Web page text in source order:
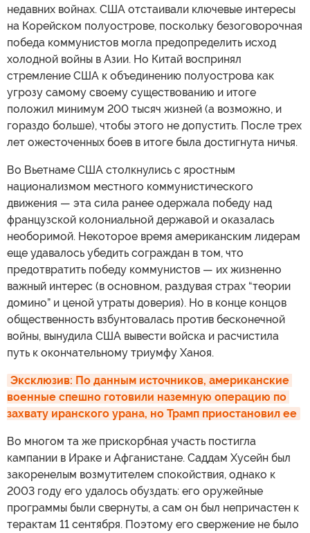
недавних войнах. США отстаивали ключевые интересы
на Корейском полуострове, поскольку безоговорочная
победа коммунистов могла предопределить исход
холодной войны в Азии. Но Китай воспринял
стремление США к объединению полуострова как
угрозу самому своему существованию и итоге
положил минимум 200 тысяч жизней (а возможно, и
гораздо больше), чтобы этого не допустить. После трех
лет ожесточенных боев в итоге была достигнута ничья.
Во Вьетнаме США столкнулись с яростным
национализмом местного коммунистического
движения — эта сила ранее одержала победу над
французской колониальной державой и оказалась
необоримой. Некоторое время американским лидерам
еще удавалось убедить сограждан в том, что
предотвратить победу коммунистов — их жизненно
важный интерес (в основном, раздувая страх “теории
домино” и ценой утраты доверия). Но в конце концов
общественность взбунтовалась против бесконечной
войны, вынудила США вывести войска и расчистила
путь к окончательному триумфу Ханоя.
Эксклюзив: По данным источников, американские
военные спешно готовили наземную операцию по
захвату иранского урана, но Трамп приостановил ее
Во многом та же прискорбная участь постигла
кампании в Ираке и Афганистане. Саддам Хусейн был
закоренелым возмутителем спокойствия, однако к
2003 году его удалось обуздать: его оружейные
программы были свернуты, а сам он был непричастен к
терактам 11 сентября. Поэтому его свержение не было